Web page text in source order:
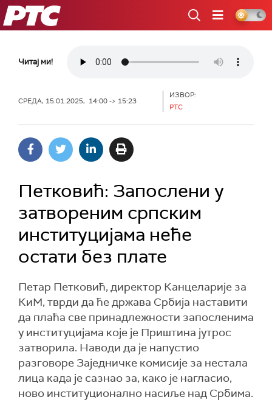
РТС
Читај ми!
СРЕДА, 15.01.2025, 14:00 -> 15:23
ИЗВОР:
РТС
Петковић: Запослени у
затвореним српским
институцијама неће
остати без плате
Петар Петковић, директор Канцеларије за
КиМ, тврди да ће држава Србија наставити
да плаћа све принадлежности запосленима
у институцијама које је Приштина јутрос
затворила. Наводи да је напустио
разговоре Заједничке комисије за нестала
лица када је сазнао за, како је нагласио,
ново институционално насиље над Србима.